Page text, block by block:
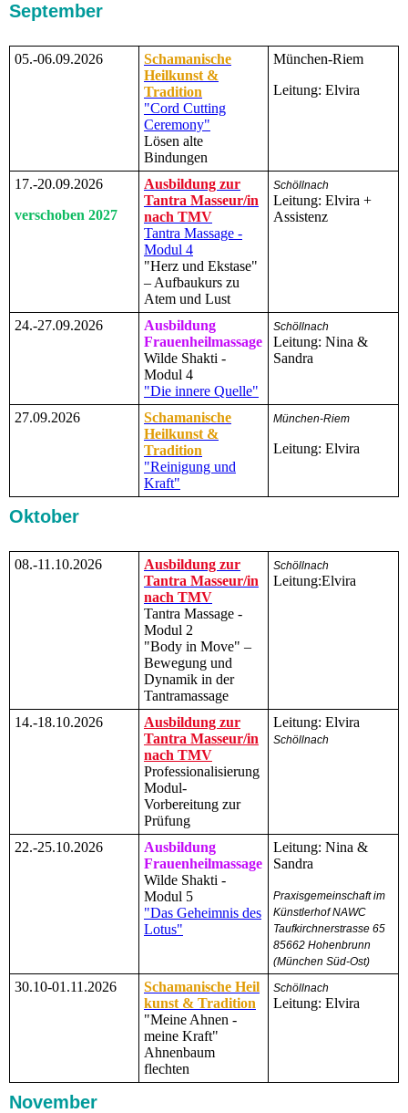
September
05.-06.09.2026
Schamanische
Heilkunst &
Tradition
"Cord Cutting
Ceremony"
Lösen alte
Bindungen
München-Riem
Leitung: Elvira
17.-20.09.2026
verschoben 2027
Ausbildung zur
Tantra Masseur/in
nach TMV
Tantra Massage -
Modul 4
"Herz und Ekstase"
– Aufbaukurs zu
Atem und Lust
Schöllnach
Leitung: Elvira +
Assistenz
24.-27.09.2026
Ausbildung
Frauenheilmassage
Wilde Shakti -
Modul 4
"Die innere Quelle"
Schöllnach
Leitung: Nina &
Sandra
27.09.2026
Schamanische
Heilkunst &
Tradition
"Reinigung und
Kraft"
München-Riem
Leitung: Elvira
Oktober
08.-11.10.2026
Ausbildung zur
Tantra Masseur/in
nach TMV
Tantra Massage -
Modul 2
"Body in Move" –
Bewegung und
Dynamik in der
Tantramassage
Schöllnach
Leitung:Elvira
14.-18.10.2026
Ausbildung zur
Tantra Masseur/in
nach TMV
Professionalisierung
Modul-
Vorbereitung zur
Prüfung
Leitung: Elvira
Schöllnach
22.-25.10.2026
Ausbildung
Frauenheilmassage
Wilde Shakti -
Modul 5
"Das Geheimnis des
Lotus"
Leitung: Nina &
Sandra
Praxisgemeinschaft im
Künstlerhof NAWC
Taufkirchnerstrasse 65
85662 Hohenbrunn
(München Süd-Ost)
30.10-01.11.2026
Schamanische Heil
kunst & Tradition
"Meine Ahnen -
meine Kraft"
Ahnenbaum
flechten
Schöllnach
Leitung: Elvira
November